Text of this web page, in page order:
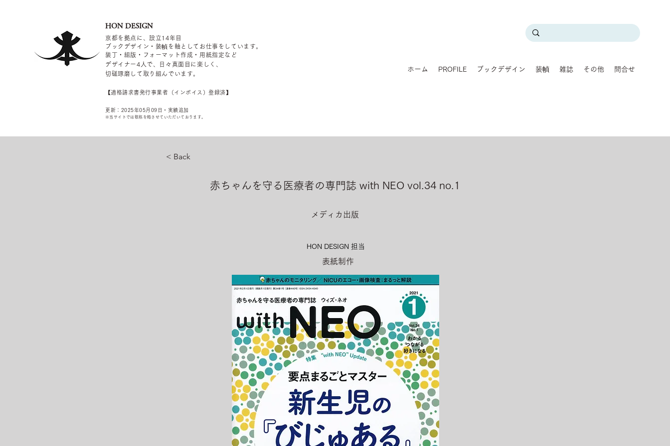
HON DESIGN
京都を拠点に、設立14年目
ブックデザイン・装幀を軸としてお仕事をしています。
装丁・組版・フォーマット作成・用紙指定など
デザイナー4 人で、日々真面目に楽しく、
切磋琢磨して取り組んでいます。
​【適格請求書発行事業者（インボイス）登録済】
更新：2025年05 月09 日・実績追加
​※当サイトでは敬称を 略させていただいております。
ホーム PROFILE ブックデザイン 装幀 雑誌 その他 問合せ
< Back
赤ちゃんを守る医療者の専門誌 with NEO vol.34 no.1
メディカ出版
HON DESIGN​ 担当
表紙制作